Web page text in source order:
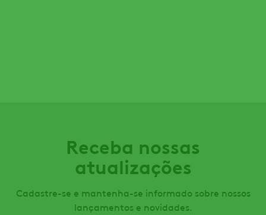
Receba nossas
atualizações
Cadastre-se e mantenha-se informado sobre nossos
lançamentos e novidades.